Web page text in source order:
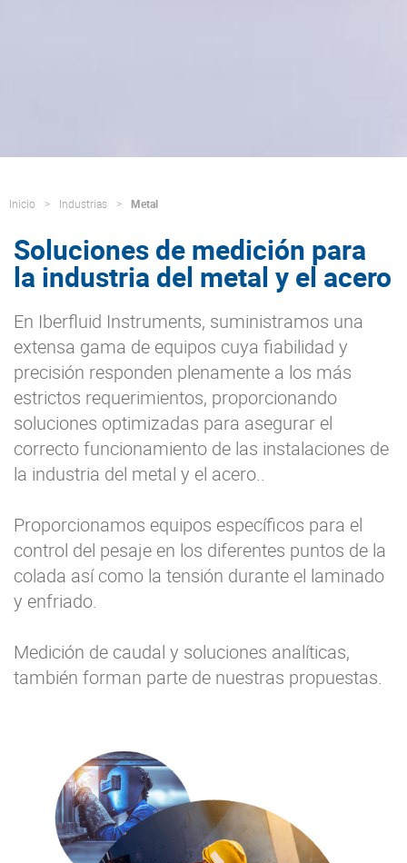
Inicio Industrias Metal
Soluciones de medición para
la industria del metal y el acero
En Iberfluid Instruments, suministramos una
extensa gama de equipos cuya fiabilidad y
precisión responden plenamente a los más
estrictos requerimientos, proporcionando
soluciones optimizadas para asegurar el
correcto funcionamiento de las instalaciones de
la industria del metal y el acero..
Proporcionamos equipos específicos para el
control del pesaje en los diferentes puntos de la
colada así como la tensión durante el laminado
y enfriado.
Medición de caudal y soluciones analíticas,
también forman parte de nuestras propuestas.